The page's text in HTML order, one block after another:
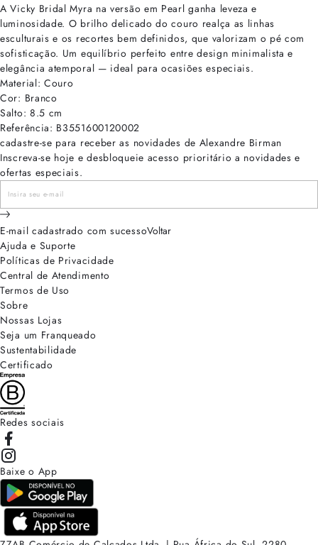
A Vicky Bridal Myra na versão em Pearl ganha leveza e
luminosidade. O brilho delicado do couro realça as linhas
esculturais e os recortes bem definidos, que valorizam o pé com
sofisticação. Um equilíbrio perfeito entre design minimalista e
elegância atemporal — ideal para ocasiões especiais.
Material: Couro
Cor: Branco
Salto: 8.5 cm
Referência: B3551600120002
cadastre-se para receber as novidades de Alexandre Birman
Inscreva-se hoje e desbloqueie acesso prioritário a novidades e
ofertas especiais.
E-mail cadastrado com sucessoVoltar
Ajuda e Suporte
Políticas de Privacidade
Central de Atendimento
Termos de Uso
Sobre
Nossas Lojas
Seja um Franqueado
Sustentabilidade
Certificado
Redes sociais
Baixe o App